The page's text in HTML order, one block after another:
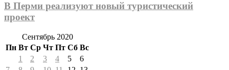
В Перми реализуют новый туристический
проект
Сентябрь 2020
Пн Вт Ср Чт Пт Сб Вс
1
2 3 4 5
6